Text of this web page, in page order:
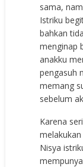
sama,
Istriku
bahkan
menginap
anakku
pengasuh
memang
sebelum
Karena
Nisya